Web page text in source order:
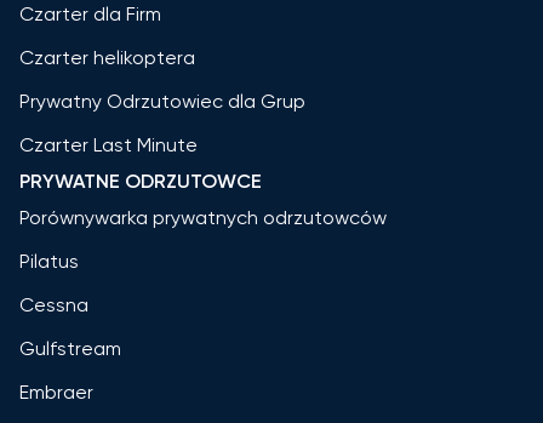
Czarter dla Firm
Czarter helikoptera
Prywatny Odrzutowiec dla Grup
Czarter Last Minute
PRYWATNE ODRZUTOWCE
Porównywarka prywatnych odrzutowców
Pilatus
Cessna
Gulfstream
Embraer